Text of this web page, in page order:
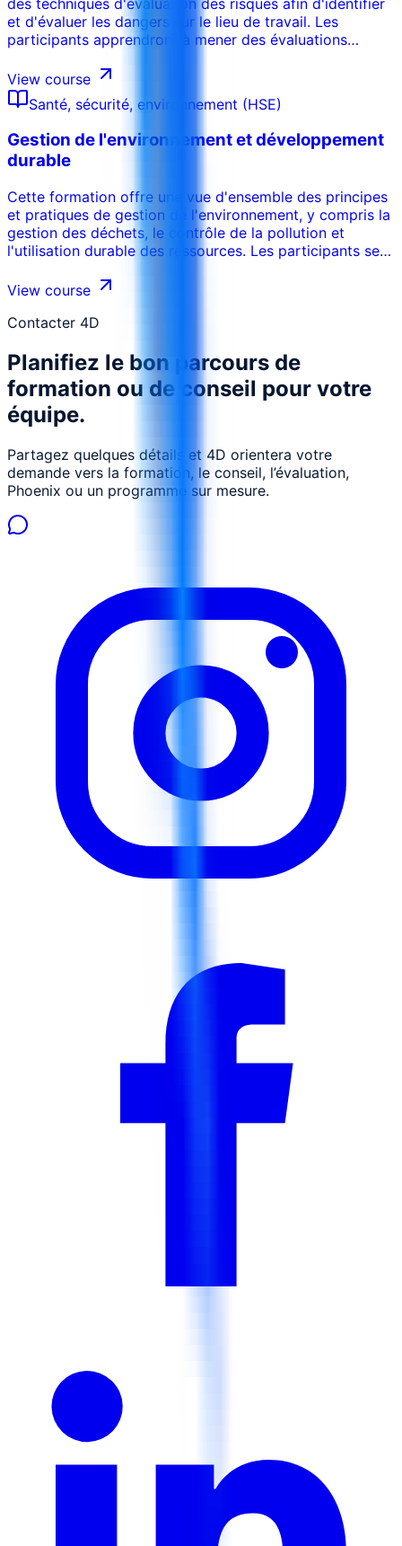
et d'évaluer les dangers sur le lieu de travail. Les
participants apprendront à mener des évaluations
contrôle efficaces et à mettre en œuvre des stratégies
de gestion des risques afin de minimiser les dommages
potentiels. Ce cours met l'accent sur l'importance de
l'identification proactive des dangers et sur le
développement d'une culture d'amélioration continue de
la sécurité.
View course
Santé, sécurité, environnement (HSE)
Gestion de l'environnement et développement
durable
Cette formation offre une vue d'ensemble des principes
et pratiques de gestion de l'environnement, y compris la
gestion des déchets, le contrôle de la pollution et
l'utilisation durable des ressources. Les participants se
environnementales, l'importance des études d'impact
de gestion de l'environnement. Ce cours met l'accent sur
empreinte environnementale et de promouvoir des
pratiques durables.
View course
Contacter 4D
Planifiez le bon parcours de
formation ou de conseil pour votre
équipe.
Partagez quelques détails et 4D orientera votre
demande vers la formation, le conseil, l’évaluation,
Phoenix ou un programme sur mesure.